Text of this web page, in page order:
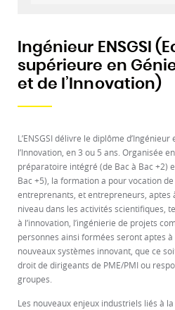
Ingénieur ENSGSI
supérieure en
et de l’Innovation)
L’ENSGSI délivre le diplôme
l’Innovation, en 3 ou 5 ans. Organisée
préparatoire intégré (de Bac à Bac +2)
Bac +5), la formation a pour vocation
entreprenants, et entrepreneurs, aptes
niveau dans les activités scientifiques,
à l’innovation, l’ingénierie de projets
personnes ainsi formées seront aptes
nouveaux systèmes innovant, que ce
droit de dirigeants de PME/PMI ou
groupes.
Les nouveaux enjeux industriels liés à